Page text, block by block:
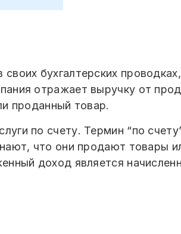
бухгалтерских
отражает выручку от
проданный товар.
по счету. Термин “по
что они продают товары
доход является